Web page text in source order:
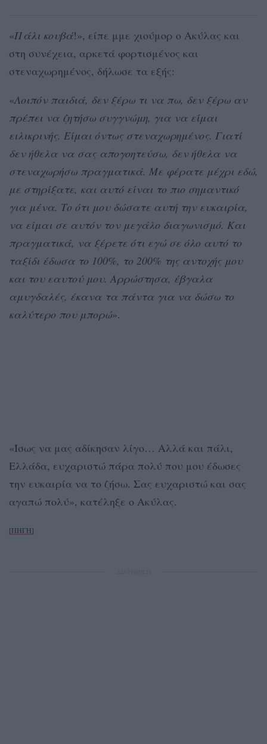
«Πάλι κουβά!», είπε μμε χιούμορ ο Ακύλας και
στη συνέχεια, αρκετά φορτισμένος και
στεναχωρημένος, δήλωσε τα εξής:
«Λοιπόν παιδιά, δεν ξέρω τι να πω, δεν ξέρω αν
πρέπει να ζητήσω συγγνώμη, για να είμαι
ειλικρινής. Είμαι όντως στεναχωρημένος. Γιατί
δεν ήθελα να σας απογοητεύσω, δεν ήθελα να
στεναχωρήσω πραγματικά. Με φέρατε μέχρι εδώ,
με στηρίξατε, και αυτό είναι το πιο σημαντικό
για μένα. Το ότι μου δώσατε αυτή την ευκαιρία,
να είμαι σε αυτόν τον μεγάλο διαγωνισμό. Και
πραγματικά, να ξέρετε ότι εγώ σε όλο αυτό το
ταξίδι έδωσα το 100%, το 200% της αντοχής μου
και του εαυτού μου. Αρρώστησα, έβγαλα
αμυγδαλές, έκανα τα πάντα για να δώσω το
καλύτερο που μπορώ».
«Ίσως να μας αδίκησαν λίγο… Αλλά και πάλι,
Ελλάδα, ευχαριστώ πάρα πολύ που μου έδωσες
την ευκαιρία να το ζήσω. Σας ευχαριστώ και σας
αγαπώ πολύ», κατέληξε ο Ακύλας.
[ΠΗΓΗ]